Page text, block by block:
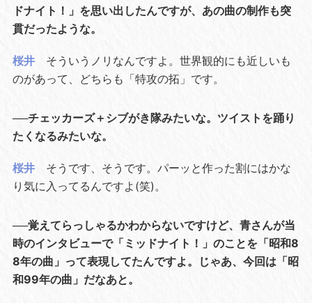
ドナイト！」を思い出したんですが、あの曲の制作も突
貫だったような。
桜井
そういうノリなんですよ。世界観的にも近しいも
のがあって、どちらも「特攻の拓」です。
──チェッカーズ＋シブがき隊みたいな。ツイストを踊り
たくなるみたいな。
桜井
そうです、そうです。パーッと作った割にはかな
り気に入ってるんですよ(笑)。
──覚えてらっしゃるかわからないですけど、青さんが当
時のインタビューで「ミッドナイト！」のことを「昭和8
8年の曲」って表現してたんですよ。じゃあ、今回は「昭
和99年の曲」だなあと。